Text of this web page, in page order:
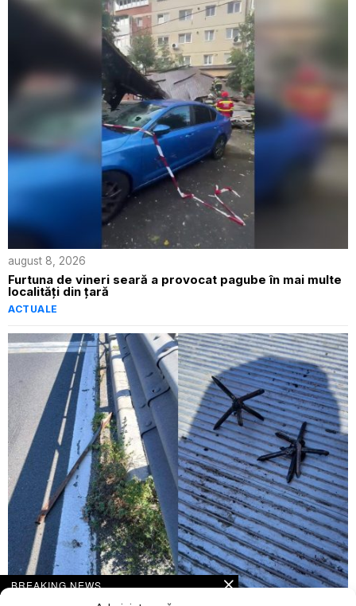
august 8, 2026
Furtuna de vineri seară a provocat pagube în mai multe
localități din țară
ACTUALE
BREAKING NEWS